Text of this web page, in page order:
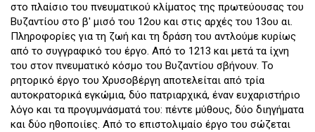
στο πλαίσιο του πνευματικού κλίματος της πρωτεύουσας του
Βυζαντίου στο β' μισό του 12ου και στις αρχές του 13ου αι.
Πληροφορίες για τη ζωή και τη δράση του αντλούμε κυρίως
από το συγγραφικό του έργο. Από το 1213 και μετά τα ίχνη
του στον πνευματικό κόσμο του Βυζαντίου σβήνουν. Το
ρητορικό έργο του Χρυσοβέργη αποτελείται από τρία
αυτοκρατορικά εγκώμια, δύο πατριαρχικά, έναν ευχαριστήριο
λόγο και τα προγυμνάσματά του: πέντε μύθους, δύο διηγήματα
και δύο ηθοποιίες. Από το επιστολιμαίο έργο του σώζεται